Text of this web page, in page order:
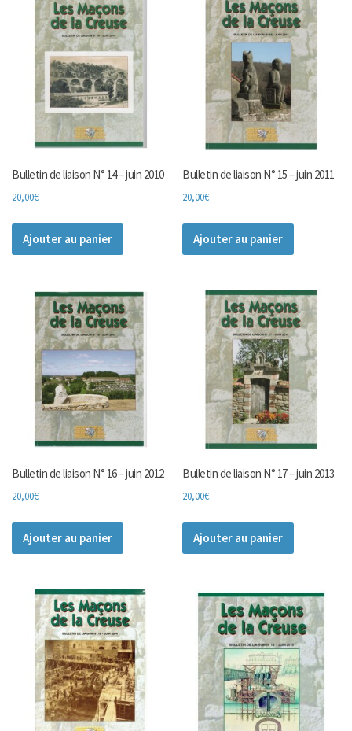
Bulletin de liaison N° 14 – juin 2010
20,00€
Ajouter au panier
Bulletin de liaison N° 15 – juin 2011
20,00€
Ajouter au panier
Bulletin de liaison N° 16 – juin 2012
20,00€
Ajouter au panier
Bulletin de liaison N° 17 – juin 2013
20,00€
Ajouter au panier